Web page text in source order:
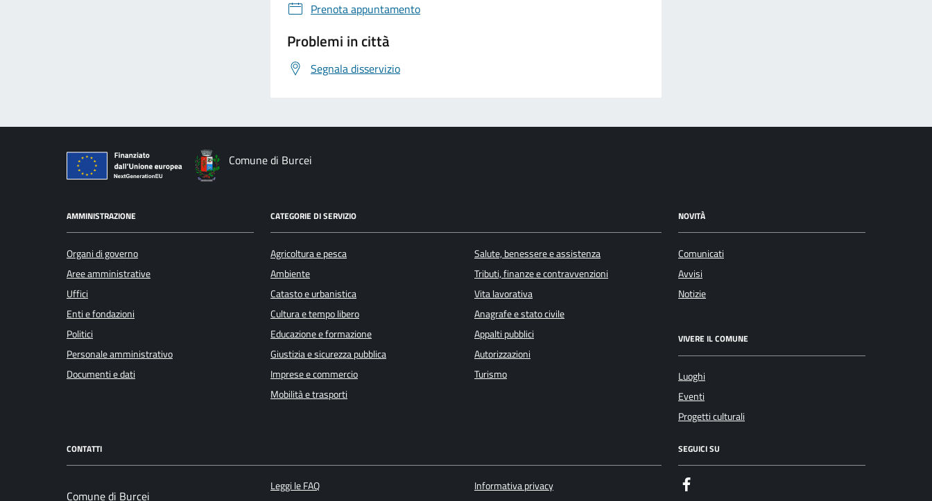
Prenota appuntamento
Problemi in città
Segnala disservizio
Comune di Burcei
AMMINISTRAZIONE
Organi di governo
Aree amministrative
Uffici
Enti e fondazioni
Politici
Personale amministrativo
Documenti e dati
CATEGORIE DI SERVIZIO
Agricoltura e pesca
Ambiente
Catasto e urbanistica
Cultura e tempo libero
Educazione e formazione
Giustizia e sicurezza pubblica
Imprese e commercio
Mobilità e trasporti
Salute, benessere e assistenza
Tributi, finanze e contravvenzioni
Vita lavorativa
Anagrafe e stato civile
Appalti pubblici
Autorizzazioni
Turismo
NOVITÀ
Comunicati
Avvisi
Notizie
VIVERE IL COMUNE
Luoghi
Eventi
Progetti culturali
CONTATTI
Comune di Burcei
Leggi le FAQ
Informativa privacy
SEGUICI SU